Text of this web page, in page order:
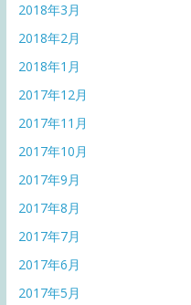
2018年3月
2018年2月
2018年1月
2017年12月
2017年11月
2017年10月
2017年9月
2017年8月
2017年7月
2017年6月
2017年5月